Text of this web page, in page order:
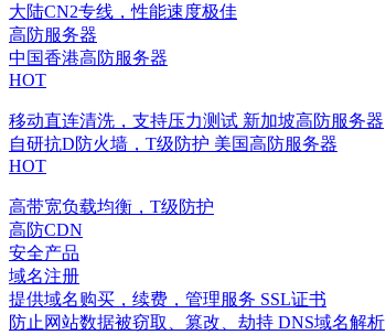
大陆CN2专线，性能速度极佳
高防服务器
中国香港高防服务器
HOT
移动直连清洗，支持压力测试 新加坡高防服务器
自研抗D防火墙，T级防护 美国高防服务器
HOT
高带宽负载均衡，T级防护
高防CDN
安全产品
域名注册
提供域名购买，续费，管理服务 SSL证书
防止网站数据被窃取、篡改、劫持 DNS域名解析